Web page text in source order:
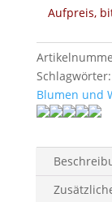
Aufpreis,
Schlagwörter:
Blumen und